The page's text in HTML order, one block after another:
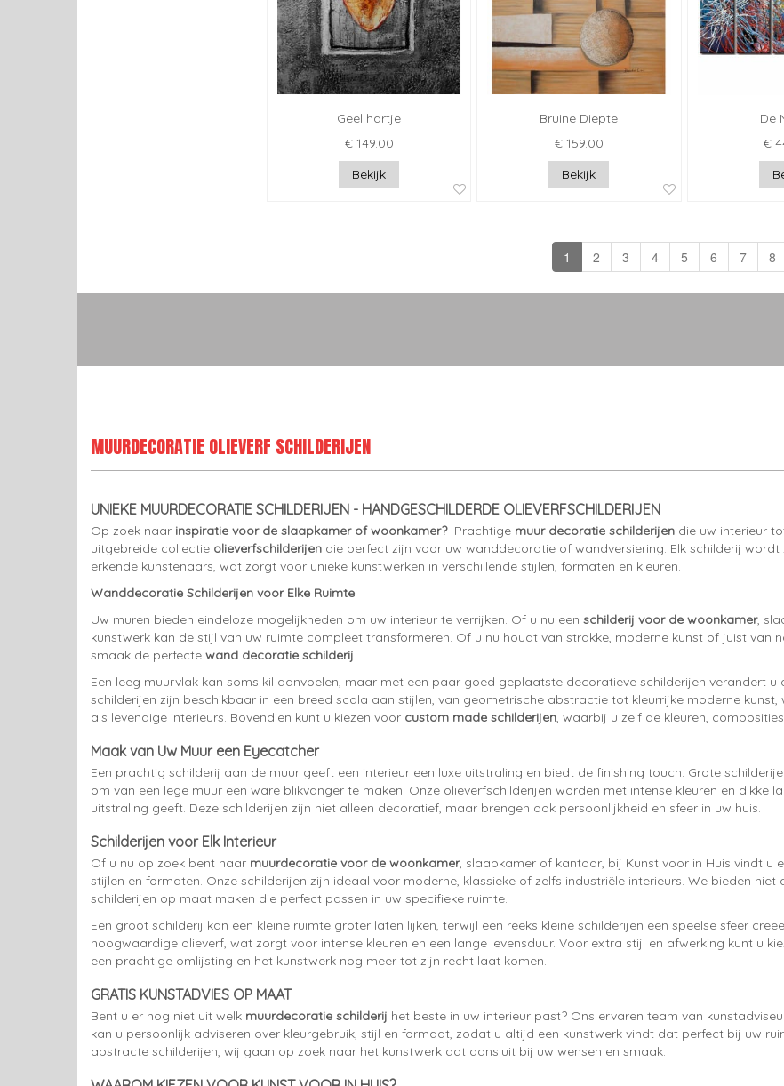
Geel hartje
€ 149.00
Bekijk
Bruine Diepte
€ 159.00
Bekijk
De
€
1 2 3 4 5 6 7 8
MUURDECORATIE OLIEVERF SCHILDERIJEN
UNIEKE MUURDECORATIE SCHILDERIJEN - HANDGESCHILDERDE OLIEVERFSCHILDERIJEN
Op zoek naar inspiratie voor de slaapkamer of woonkamer?Prachtige muur decoratie schilderijen die uw interieur
uitgebreide collectie olieverfschilderijen die perfect zijn voor uw wanddecoratie of wandversiering. Elk schilderij
erkende kunstenaars, wat zorgt voor unieke kunstwerken in verschillende stijlen, formaten en kleuren.
Wanddecoratie Schilderijen voor Elke Ruimte
Uw muren bieden eindeloze mogelijkheden om uw interieur te verrijken. Of u nu een schilderij voor de woonkamer,
kunstwerk kan de stijl van uw ruimte compleet transformeren. Of u nu houdt van strakke, moderne kunst of juist van
smaak de perfecte wand decoratie schilderij.
Een leeg muurvlak kan soms kil aanvoelen, maar met een paar goed geplaatste decoratieve schilderijen verandert u
schilderijen zijn beschikbaar in een breed scala aan stijlen, van geometrische abstractie tot kleurrijke moderne
als levendige interieurs. Bovendien kunt u kiezen voor custom made schilderijen, waarbij u zelf de kleuren,
Maak van Uw Muur een Eyecatcher
Een prachtig schilderij aan de muur geeft een interieur een luxe uitstraling en biedt de finishing touch. Grote
om van een lege muur een ware blikvanger te maken. Onze olieverfschilderijen worden met intense kleuren en dikke
uitstraling geeft. Deze schilderijen zijn niet alleen decoratief, maar brengen ook persoonlijkheid en sfeer in uw huis.
Schilderijen voor Elk Interieur
Of u nu op zoek bent naar muurdecoratie voor de woonkamer, slaapkamer of kantoor, bij Kunst voor in Huis vindt u
stijlen en formaten. Onze schilderijen zijn ideaal voor moderne, klassieke of zelfs industriële interieurs. We bieden
schilderijen op maat maken die perfect passen in uw specifieke ruimte.
Een groot schilderij kan een kleine ruimte groter laten lijken, terwijl een reeks kleine schilderijen een speelse sfeer
hoogwaardige olieverf, wat zorgt voor intense kleuren en een lange levensduur. Voor extra stijl en afwerking kunt u
een prachtige omlijsting en het kunstwerk nog meer tot zijn recht laat komen.
GRATIS KUNSTADVIES OP MAAT
Bent u er nog niet uit welk muurdecoratie schilderij het beste in uw interieur past? Ons ervaren team van
kan u persoonlijk adviseren over kleurgebruik, stijl en formaat, zodat u altijd een kunstwerk vindt dat perfect bij uw
abstracte schilderijen, wij gaan op zoek naar het kunstwerk dat aansluit bij uw wensen en smaak.